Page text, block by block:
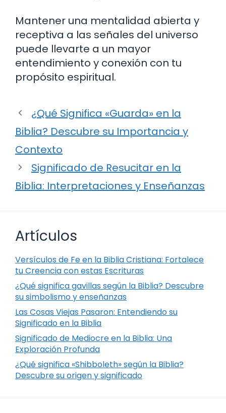
Mantener una mentalidad abierta y
receptiva a las señales del universo
puede llevarte a un mayor
entendimiento y conexión con tu
propósito espiritual.
¿Qué Significa «Guarda» en la
Biblia? Descubre su Importancia y
Contexto
Significado de Resucitar en la
Biblia: Interpretaciones y Enseñanzas
Artículos
Versículos de Fe en la Biblia Cristiana: Fortalece
tu Creencia con estas Escrituras
¿Qué significa gavillas según la Biblia? Descubre
su simbolismo y enseñanzas
Las Cosas Viejas Pasaron: Entendiendo su
Significado en la Biblia
Significado de Mediocre en la Biblia: Una
Exploración Profunda
¿Qué significa «Shibboleth» según la Biblia?
Descubre su origen y significado